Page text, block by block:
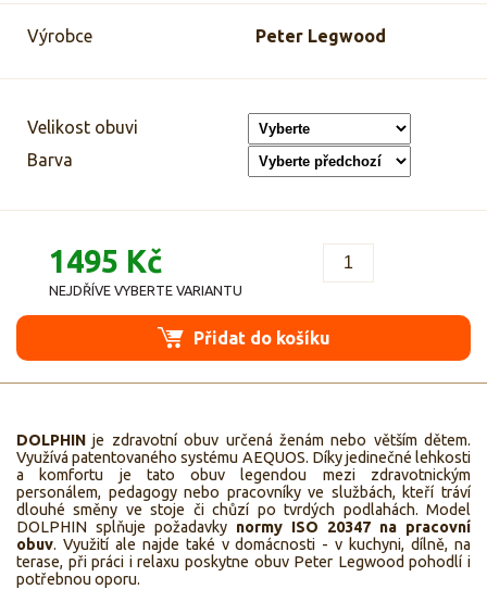
Výrobce Peter Legwood
Velikost obuvi
Barva
1495 Kč
NEJDŘÍVE VYBERTE VARIANTU
Přidat do košíku
DOLPHIN je zdravotní obuv určená ženám nebo větším dětem.
Využívá patentovaného systému AEQUOS. Díky jedinečné lehkosti
a komfortu je tato obuv legendou mezi zdravotnickým
personálem, pedagogy nebo pracovníky ve službách, kteří tráví
dlouhé směny ve stoje či chůzí po tvrdých podlahách. Model
DOLPHIN splňuje požadavky normy ISO 20347 na pracovní
obuv. Využití ale najde také v domácnosti - v kuchyni, dílně, na
terase, při práci i relaxu poskytne obuv Peter Legwood pohodlí i
potřebnou oporu.